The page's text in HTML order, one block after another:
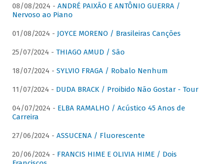
08/08/2024 - ANDRÉ PAIXÃO E ANTÔNIO GUERRA /
Nervoso ao Piano
01/08/2024 - JOYCE MORENO / Brasileiras Canções
25/07/2024 - THIAGO AMUD / São
18/07/2024 - SYLVIO FRAGA / Robalo Nenhum
11/07/2024 - DUDA BRACK / Proibido Não Gostar - Tour
04/07/2024 - ELBA RAMALHO / Acústico 45 Anos de
Carreira
27/06/2024 - ASSUCENA / Fluorescente
20/06/2024 - FRANCIS HIME E OLIVIA HIME / Dois